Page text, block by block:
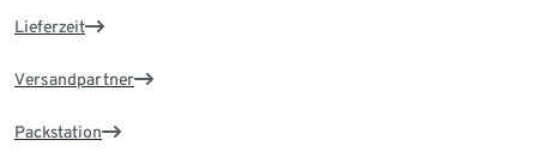
Lieferzeit
Versandpartner
Packstation